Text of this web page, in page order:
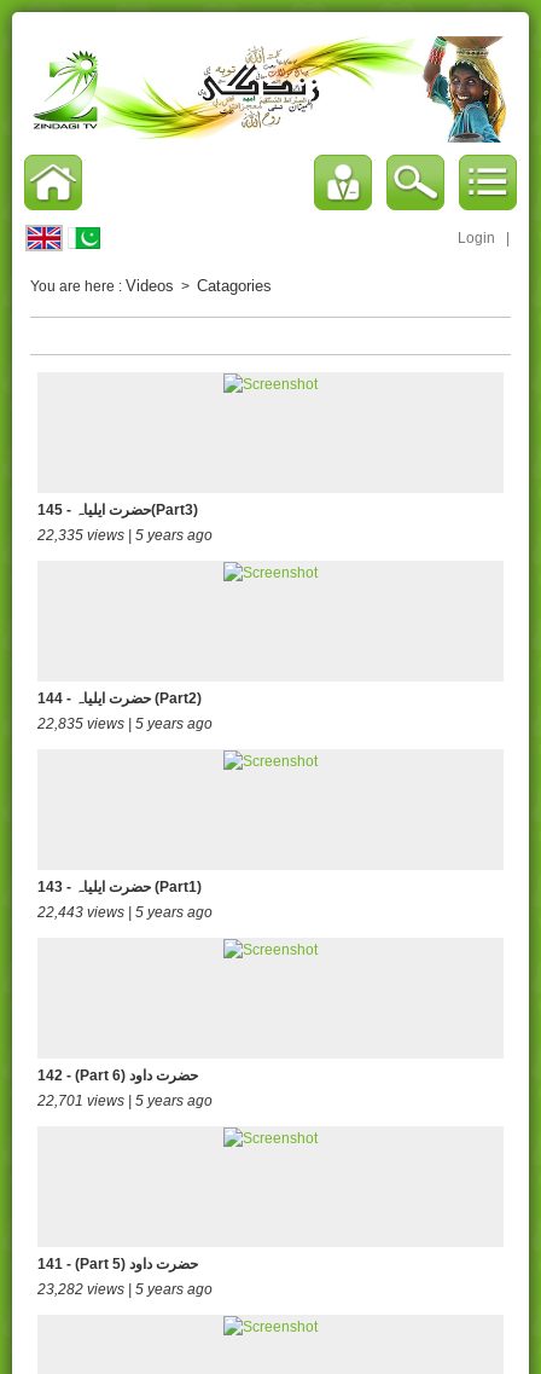
Login
You are here : Videos > Catagories
145 - حضرت ایلیاہ(Part3)
22,335 views | 5 years ago
144 - حضرت ایلیاہ (Part2)
22,835 views | 5 years ago
143 - حضرت ایلیاہ (Part1)
22,443 views | 5 years ago
142 - (Part 6) حضرت داود
22,701 views | 5 years ago
141 - (Part 5) حضرت داود
23,282 views | 5 years ago